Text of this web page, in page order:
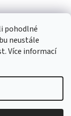
pohodlné
neustále
Více informací
Česku
Upravit nastavení